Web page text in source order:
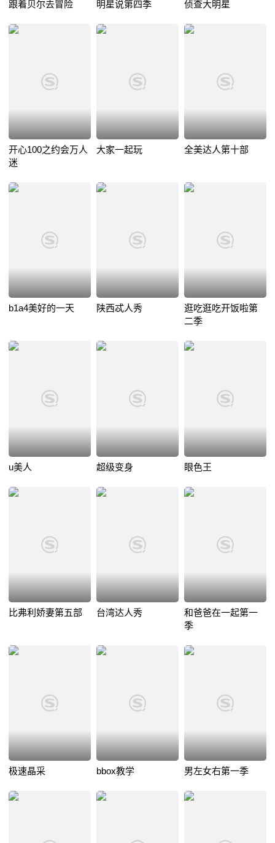
跟着贝尔去冒险 明星说第四季 侦查大明星
开心100之约会万人
迷
大家一起玩 全美达人第十部
b1a4美好的一天 陕西忒人秀
逛吃逛吃开饭啦第
二季
u美人 超级变身 眼色王
比弗利娇妻第五部 台湾达人秀
和爸爸在一起第一
季
极速晶采 bbox教学 男左女右第一季